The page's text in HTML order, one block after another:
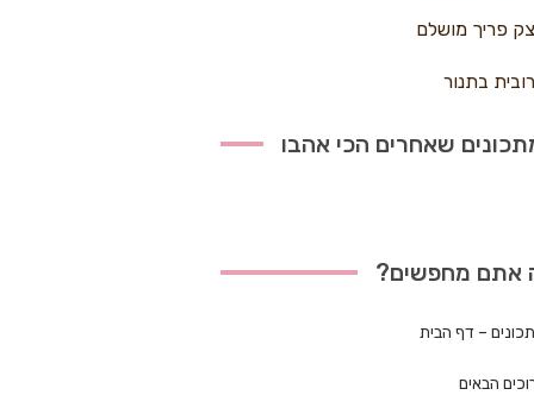
פריך מושלם
בתנור
שאחרים הכי אהבו
אתם מחפשים?
– דף הבית
הבאים